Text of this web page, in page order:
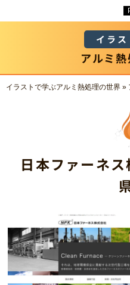
イラ
アルミ
イラストで学ぶアルミ熱処理の世界 »
日本ファーネ